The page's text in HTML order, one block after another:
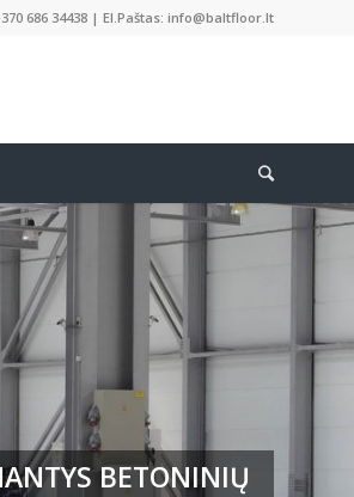
686 34438 | El.Paštas: info@baltfloor.lt
BETONINIŲ